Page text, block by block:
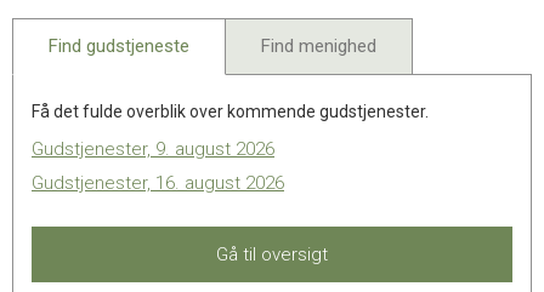
2025
Find gudstjeneste Find menighed
Få det fulde overblik over kommende gudstjenester.
Gudstjenester, 9. august 2026
Gudstjenester, 16. august 2026
Gå til oversigt